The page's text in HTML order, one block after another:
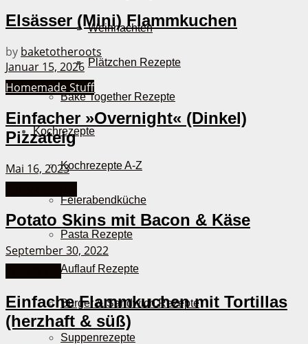
Weihnachten
Plätzchen Rezepte
Bake Together Rezepte
Kochrezepte
Kochrezepte A-Z
Feierabendküche
Pasta Rezepte
Auflauf Rezepte
Burger & Sandwich Rezepte
Suppenrezepte
Elsässer (Mini) Flammkuchen
by baketotheroots
Januar 15, 2026
Homemade Stuff
Einfacher »Overnight« (Dinkel)
Pizzateig
Mai 16, 2023
Potato Skins mit Bacon & Käse
September 30, 2022
Einfache Flammkuchen mit Tortillas
(herzhaft & süß)